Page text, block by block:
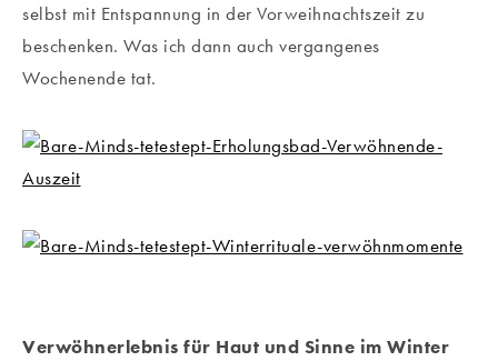
selbst mit Entspannung in der Vorweihnachtszeit zu
beschenken. Was ich dann auch vergangenes
Wochenende tat.
Verwöhnerlebnis für Haut und Sinne im Winter